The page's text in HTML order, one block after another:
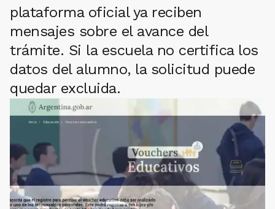
plataforma oficial ya reciben
mensajes sobre el avance del
trámite. Si la escuela no certifica los
datos del alumno, la solicitud puede
quedar excluida.